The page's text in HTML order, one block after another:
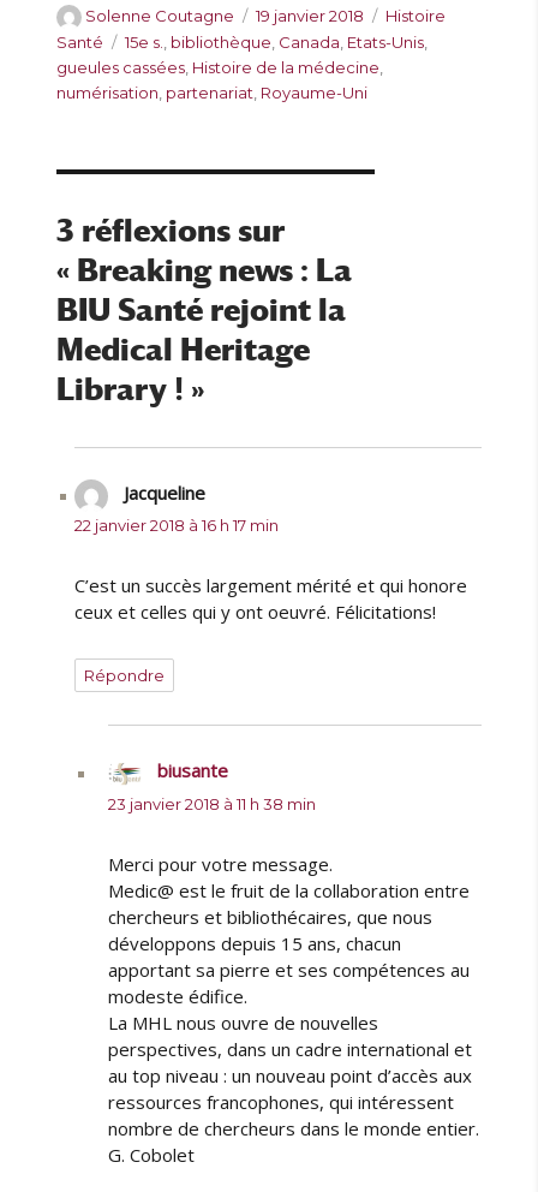
A
u
t
e
Solenne Coutagne
P
u
b
l
19 janvier 2018
C
a
Histoire
Santé
É
t
i
e
t
e
s
15e s. bibliothèque Canada Etats-Unis
gueules cassées Histoire de la médecine
numérisation partenariat Royaume-Uni
3 réflexions sur
« Breaking news : La
BIU Santé rejoint la
Medical Heritage
Library ! »
Jacqueline
22 janvier 2018 à 16 h 17 min
C’est un succès largement mérité et qui honore
ceux et celles qui y ont oeuvré. Félicitations!
Répondre
biusante
23 janvier 2018 à 11 h 38 min
Merci pour votre message.
Medic@ est le fruit de la collaboration entre
chercheurs et bibliothécaires, que nous
développons depuis 15 ans, chacun
apportant sa pierre et ses compétences au
modeste édifice.
La MHL nous ouvre de nouvelles
perspectives, dans un cadre international et
au top niveau : un nouveau point d’accès aux
ressources francophones, qui intéressent
nombre de chercheurs dans le monde entier.
G. Cobolet